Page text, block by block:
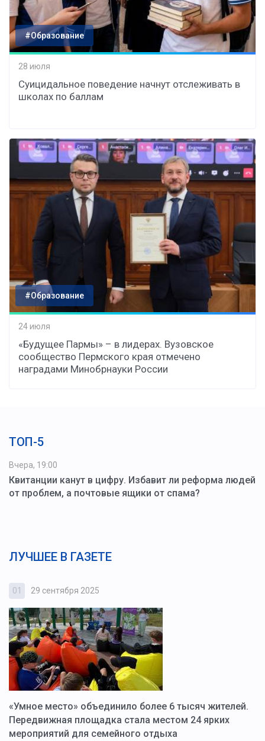
#Образование
28 июля
Суицидальное поведение начнут отслеживать в
школах по баллам
#Образование
24 июля
«Будущее Пармы» – в лидерах. Вузовское
сообщество Пермского края отмечено
наградами Минобрнауки России
ТОП-5
Вчера, 19:00
Квитанции канут в цифру. Избавит ли реформа людей
от проблем, а почтовые ящики от спама?
ЛУЧШЕЕ В ГАЗЕТЕ
01 29 сентября 2025
«Умное место» объединило более 6 тысяч жителей.
Передвижная площадка стала местом 24 ярких
мероприятий для семейного отдыха